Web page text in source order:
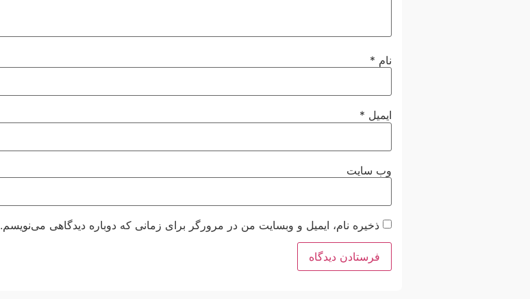
نام *
ایمیل *
وب‌ سایت
ذخیره نام، ایمیل و وبسایت من در مرورگر برای زمانی که دوباره دیدگاهی می‌نویسم.